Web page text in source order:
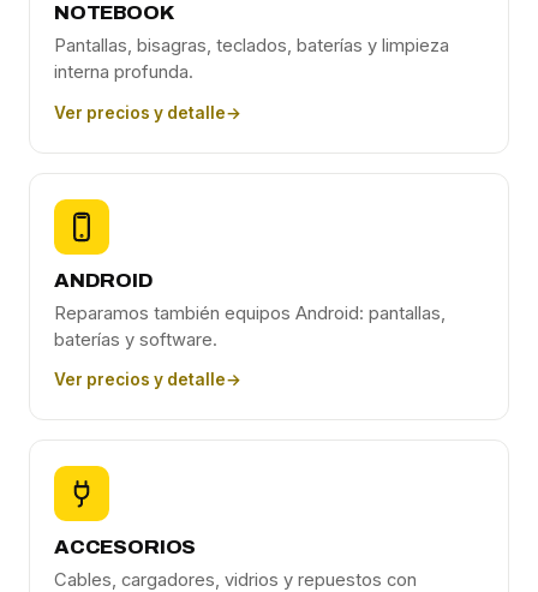
NOTEBOOK
Pantallas, bisagras, teclados, baterías y limpieza
interna profunda.
Ver precios y detalle→
ANDROID
Reparamos también equipos Android: pantallas,
baterías y software.
Ver precios y detalle→
ACCESORIOS
Cables, cargadores, vidrios y repuestos con